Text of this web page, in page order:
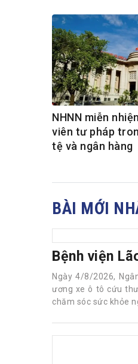
NHNN miễn
viên tư pháp
tệ và ngân hàng
BÀI MỚI
Bệnh viện
Ngày 4/8/2026,
ương xe ô tô cứu
chăm sóc sức khỏe